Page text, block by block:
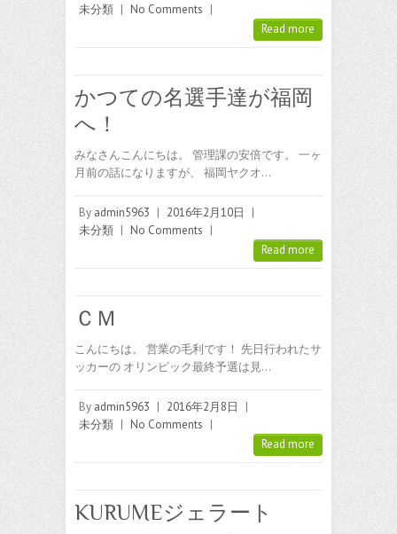
未分類 | No Comments |
Read more
かつての名選手達が福岡
へ！
みなさんこんにちは。 管理課の安倍です。 一ヶ
月前の話になりますが、 福岡ヤクオ…
By admin5963 | 2016年2月10日
|
未分類 | No Comments |
Read more
ＣＭ
こんにちは。 営業の毛利です！ 先日行われたサ
ッカーの オリンピック最終予選は見…
By admin5963 | 2016年2月8日
|
未分類 | No Comments |
Read more
KURUMEジェラート